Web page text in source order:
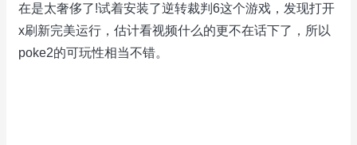
在是太奢侈了!试着安装了逆转裁判6这个游戏，发现打开
x刷新完美运行，估计看视频什么的更不在话下了，所以
poke2的可玩性相当不错。